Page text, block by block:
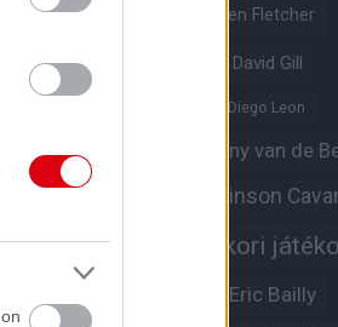
Crystal Palace Darren Fletcher
David De Gea David Gill
Diego Leon
Diogo Dalot
Donny van de
Edinson
Edzői stáb Egykori
Eric Bailly